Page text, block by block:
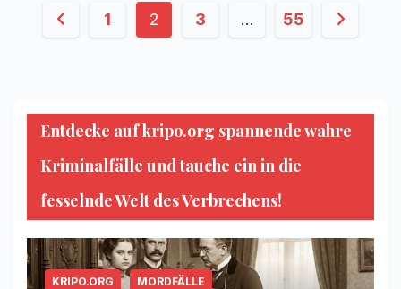
Seitennummerierung
1 2 3 … 55
Entdecke auf kripo.org spannende wahre
Kriminalfälle und tauche ein in die
fesselnde Welt des Verbrechens!
KRIPO.ORG
MORDFÄLLE